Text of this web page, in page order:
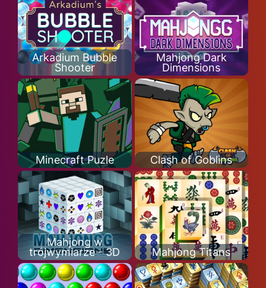
Arkadium Bubble
Shooter
Mahjong Dark
Dimensions
Minecraft Puzle Clash of Goblins
Mahjong w
trójwymiarze - 3D
Mahjong Titans